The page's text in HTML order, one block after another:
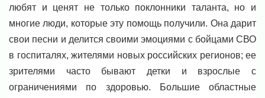
любят и ценят не только поклонники таланта, но и
многие люди, которые эту помощь получили. Она дарит
свои песни и делится своими эмоциями с бойцами СВО
в госпиталях, жителями новых российских регионов; ее
зрителями часто бывают детки и взрослые с
ограничениями по здоровью. Большие областные